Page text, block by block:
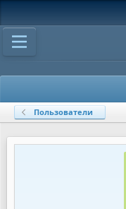
Пользователи